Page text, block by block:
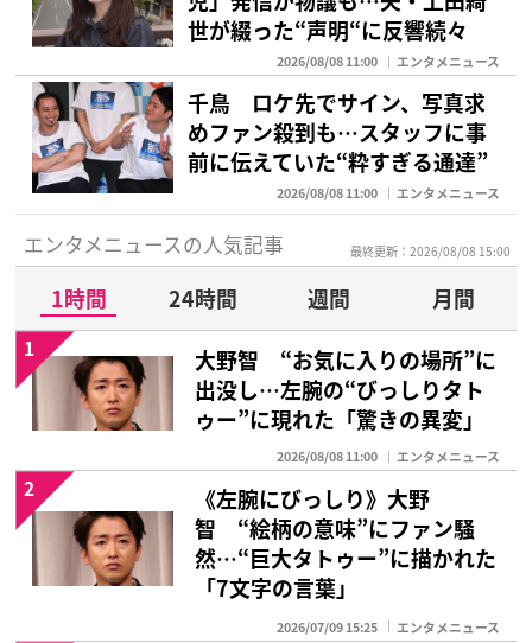
世が綴った“声明“に反響続々
2026/08/08 11:00 エンタメニュース
千鳥 ロケ先でサイン、写真求
めファン殺到も…スタッフに事
前に伝えていた“粋すぎる通達”
2026/08/08 11:00 エンタメニュース
エンタメニュースの人気記事 最終更新：2026/08/08 15:00
1時間 24時間 週間
月間
大野智 “お気に入りの場所”に
出没し…左腕の“びっしりタト
ゥー”に現れた「驚きの異変」
2026/08/08 11:00 エンタメニュース
1
《左腕にびっしり》大野
智 “絵柄の意味”にファン騒
然…“巨大タトゥー”に描かれた
「7文字の言葉」
2026/07/09 15:25 エンタメニュース
2